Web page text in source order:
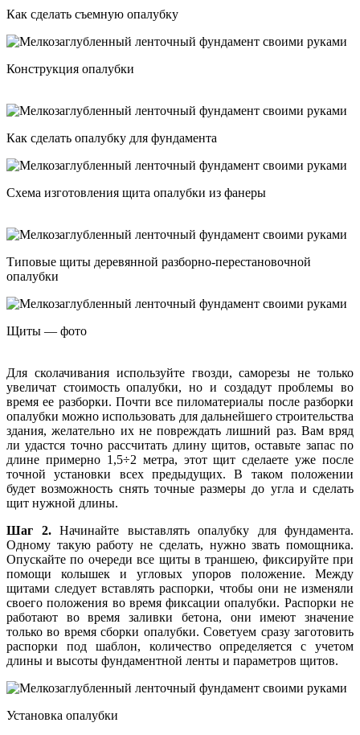
Как сделать съемную опалубку
Конструкция опалубки
Как сделать опалубку для фундамента
Схема изготовления щита опалубки из фанеры
Типовые щиты деревянной разборно-перестановочной
опалубки
Щиты — фото
Для сколачивания используйте гвозди, саморезы не только
увеличат стоимость опалубки, но и создадут проблемы во
время ее разборки. Почти все пиломатериалы после разборки
опалубки можно использовать для дальнейшего строительства
здания, желательно их не повреждать лишний раз. Вам вряд
ли удастся точно рассчитать длину щитов, оставьте запас по
длине примерно 1,5÷2 метра, этот щит сделаете уже после
точной установки всех предыдущих. В таком положении
будет возможность снять точные размеры до угла и сделать
щит нужной длины.
Шаг 2.Начинайте выставлять опалубку для фундамента.
Одному такую работу не сделать, нужно звать помощника.
Опускайте по очереди все щиты в траншею, фиксируйте при
помощи колышек и угловых упоров положение. Между
щитами следует вставлять распорки, чтобы они не изменяли
своего положения во время фиксации опалубки. Распорки не
работают во время заливки бетона, они имеют значение
только во время сборки опалубки. Советуем сразу заготовить
распорки под шаблон, количество определяется с учетом
длины и высоты фундаментной ленты и параметров щитов.
Установка опалубки